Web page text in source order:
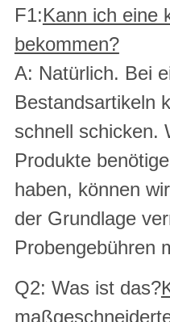
F1:Kann ich eine
bekommen?
A: Natürlich. Bei
Bestandsartikeln
schnell schicken.
Produkte
haben, können
der Grundlage
Probengebühren
Q2: Was ist das?